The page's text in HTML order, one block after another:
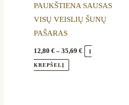
PAUKŠTIENA SAUSAS
VISŲ VEISLIŲ ŠUNŲ
PAŠARAS
12,80€ – 35,69€ Į
KREPŠELĮ
the
product